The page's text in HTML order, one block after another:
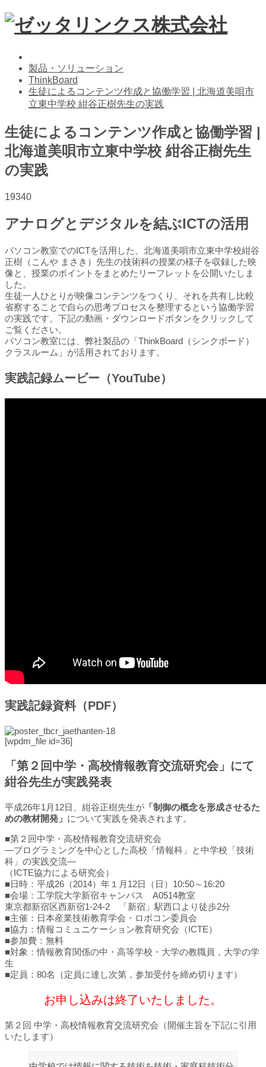
製品・ソリューション
ThinkBoard
生徒によるコンテンツ作成と協働学習 | 北海道美唄市
立東中学校 紺谷正樹先生の実践
生徒によるコンテンツ作成と協働学習 |
北海道美唄市立東中学校 紺谷正樹先生
の実践
19340
アナログとデジタルを結ぶICTの活用
パソコン教室でのICTを活用した、北海道美唄市立東中学校紺谷
正樹（こんや まさき）先生の技術科の授業の様子を収録した映
像と、授業のポイントをまとめたリーフレットを公開いたしま
した。
生徒一人ひとりが映像コンテンツをつくり、それを共有し比較
省察することで自らの思考プロセスを整理するという協働学習
の実践です。下記の動画・ダウンロードボタンをクリックして
ご覧ください。
パソコン教室には、弊社製品の「ThinkBoard（シンクボード）
クラスルーム」が活用されております。
実践記録ムービー（YouTube）
実践記録資料（PDF）
[wpdm_file id=36]
「第２回中学・高校情報教育交流研究会」にて
紺谷先生が実践発表
平成26年1月12日、紺谷正樹先生が 「制御の概念を形成させるた
めの教材開発」 について実践を発表されます。
■第２回中学・高校情報教育交流研究会
―プログラミングを中心とした高校「情報科」と中学校「技術
科」の実践交流―
（ICTE協力による研究会）
■日時：平成26（2014）年１月12日（日）10:50～16:20
■会場：工学院大学新宿キャンパス A0514教室
東京都新宿区西新宿1-24-2 「新宿」駅西口より徒歩2分
■主催：日本産業技術教育学会・ロボコン委員会
■協力：情報コミュニケーション教育研究会（ICTE）
■参加費：無料
■対象：情報教育関係の中・高等学校・大学の教職員，大学の学
生
■定員：80名（定員に達し次第，参加受付を締め切ります）
お申し込みは終了いたしました。
第２回 中学・高校情報教育交流研究会（開催主旨を下記に引用
いたします）